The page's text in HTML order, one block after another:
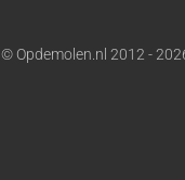
© Opdemolen.nl 2012 -